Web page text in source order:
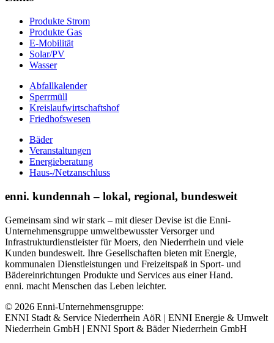
Produkte Strom
Produkte Gas
E-Mobilität
Solar/PV
Wasser
Abfallkalender
Sperrmüll
Kreislaufwirtschaftshof
Friedhofswesen
Bäder
Veranstaltungen
Energieberatung
Haus-/Netzanschluss
enni. kundennah – lokal, regional, bundesweit
Gemeinsam sind wir stark – mit dieser Devise ist die Enni-
Unternehmensgruppe umweltbewusster Versorger und
Infrastrukturdienstleister für Moers, den Niederrhein und viele
Kunden bundesweit. Ihre Gesellschaften bieten mit Energie,
kommunalen Dienstleistungen und Freizeitspaß in Sport- und
Bädereinrichtungen Produkte und Services aus einer Hand.
enni. macht Menschen das Leben leichter.
© 2026 Enni-Unternehmensgruppe:
ENNI Stadt & Service Niederrhein AöR | ENNI Energie & Umwelt
Niederrhein GmbH | ENNI Sport & Bäder Niederrhein GmbH